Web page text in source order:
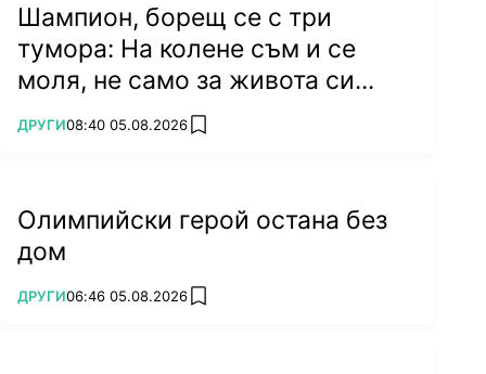
Шампион, борещ се с три
тумора: На колене съм и се
моля, не само за живота си...
ПОВЕЧЕ ОТ
ДРУГИ08:40 05.08.2026 add favorites
Олимпийски герой остана без
дом
ПОВЕЧЕ ОТ
ДРУГИ06:46 05.08.2026 add favorites